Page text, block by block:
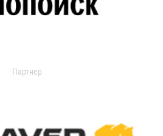
Партнер